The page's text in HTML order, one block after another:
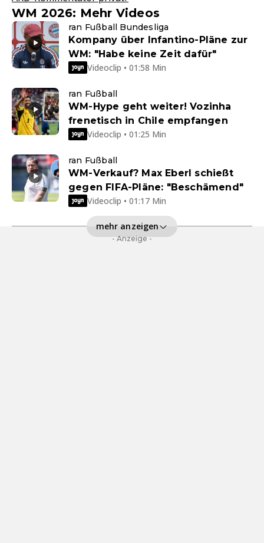
WM 2026: Mehr Videos
ran Fußball Bundesliga
Kompany über Infantino-Pläne zur
WM: "Habe keine Zeit dafür"
Videoclip • 01:58 Min
ran Fußball
WM-Hype geht weiter! Vozinha
frenetisch in Chile empfangen
Videoclip • 01:25 Min
ran Fußball
WM-Verkauf? Max Eberl schießt
gegen FIFA-Pläne: "Beschämend"
Videoclip • 01:17 Min
mehr anzeigen
- Anzeige -